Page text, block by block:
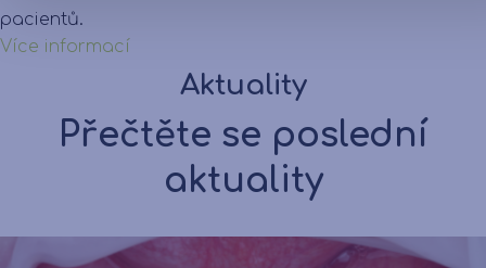
pacientů.
Více informací
Aktuality
Přečtěte se poslední
aktuality